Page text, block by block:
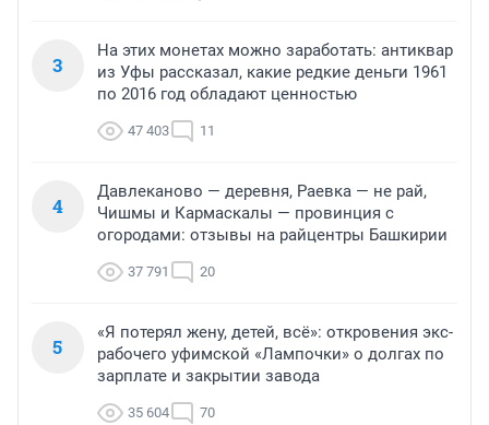
3
На этих монетах можно заработать: антиквар
из Уфы рассказал, какие редкие деньги 1961
по 2016 год обладают ценностью
47 403 11
4
Давлеканово — деревня, Раевка — не рай,
Чишмы и Кармаскалы — провинция с
огородами: отзывы на райцентры Башкирии
37 791 20
5
«Я потерял жену, детей, всё»: откровения экс-
рабочего уфимской «Лампочки» о долгах по
зарплате и закрытии завода
35 604 70